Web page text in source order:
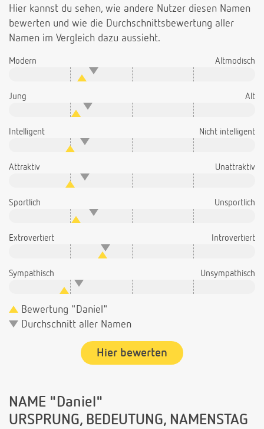
Hier kannst du sehen, wie andere Nutzer diesen Namen
bewerten und wie die Durchschnittsbewertung aller
Namen im Vergleich dazu aussieht.
Modern Altmodisch
Jung Alt
Intelligent Nicht intelligent
Attraktiv Unattraktiv
Sportlich Unsportlich
Extrovertiert Introvertiert
Sympathisch Unsympathisch
Bewertung "Daniel"
Durchschnitt aller Namen
Hier bewerten
NAME "Daniel"
URSPRUNG, BEDEUTUNG, NAMENSTAG